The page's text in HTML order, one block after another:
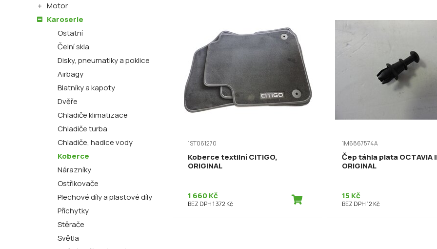
1ST061270
Koberce textilní CITIGO,
ORIGINAL
1 660 Kč
BEZ DPH 1 372 Kč
1M6867574A
Čep táhla plata OCTAVIA
ORIGINAL
15 Kč
BEZ DPH 12 Kč
Motor
Karoserie
Ostatní
Čelní skla
Disky, pneumatiky a poklice
Airbagy
Blatníky a kapoty
Dvěře
Chladiče klimatizace
Chladiče turba
Chladiče, hadice vody
Koberce
Nárazníky
Ostřikovače
Plechové díly a plastové díly
Příchytky
Stěrače
Světla